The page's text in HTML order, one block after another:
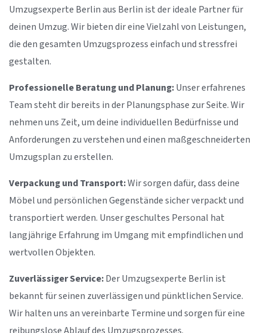
Umzugsexperte Berlin aus Berlin ist der ideale Partner für
deinen Umzug. Wir bieten dir eine Vielzahl von Leistungen,
die den gesamten Umzugsprozess einfach und stressfrei
gestalten.
Professionelle Beratung und Planung:Unser erfahrenes
Team steht dir bereits in der Planungsphase zur Seite. Wir
nehmen uns Zeit, um deine individuellen Bedürfnisse und
Anforderungen zu verstehen und einen maßgeschneiderten
Umzugsplan zu erstellen.
Verpackung und Transport:Wir sorgen dafür, dass deine
Möbel und persönlichen Gegenstände sicher verpackt und
transportiert werden. Unser geschultes Personal hat
langjährige Erfahrung im Umgang mit empfindlichen und
wertvollen Objekten.
Zuverlässiger Service:Der Umzugsexperte Berlin ist
bekannt für seinen zuverlässigen und pünktlichen Service.
Wir halten uns an vereinbarte Termine und sorgen für eine